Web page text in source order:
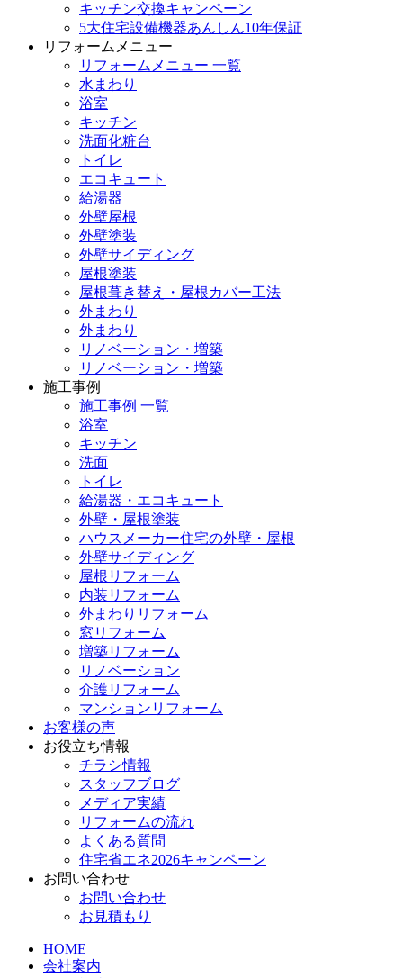
キッチン交換キャンペーン
5大住宅設備機器あんしん10年保証
リフォームメニュー
リフォームメニュー 一覧
水まわり
浴室
キッチン
洗面化粧台
トイレ
エコキュート
給湯器
外壁屋根
外壁塗装
外壁サイディング
屋根塗装
屋根葺き替え・屋根カバー工法
外まわり
外まわり
リノベーション・増築
リノベーション・増築
施工事例
施工事例 一覧
浴室
キッチン
洗面
トイレ
給湯器・エコキュート
外壁・屋根塗装
ハウスメーカー住宅の外壁・屋根
外壁サイディング
屋根リフォーム
内装リフォーム
外まわりリフォーム
窓リフォーム
増築リフォーム
リノベーション
介護リフォーム
マンションリフォーム
お客様の声
お役立ち情報
チラシ情報
スタッフブログ
メディア実績
リフォームの流れ
よくある質問
住宅省エネ2026キャンペーン
お問い合わせ
お問い合わせ
お見積もり
HOME
会社案内